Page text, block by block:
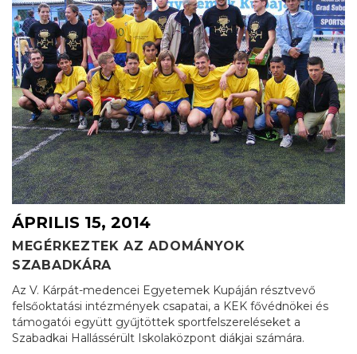
ÁPRILIS 15, 2014
MEGÉRKEZTEK AZ ADOMÁNYOK
SZABADKÁRA
Az V. Kárpát-medencei Egyetemek Kupáján résztvevő
felsőoktatási intézmények csapatai, a KEK fővédnökei és
támogatói együtt gyűjtöttek sportfelszereléseket a
Szabadkai Hallássérült Iskolaközpont diákjai számára.